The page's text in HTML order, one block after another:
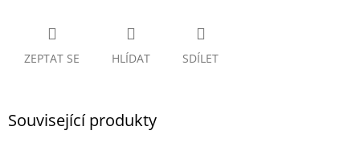
ZEPTAT SE HLÍDAT SDÍLET
Související produkty